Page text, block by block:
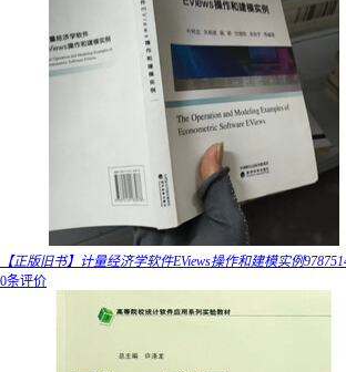
【正版旧书】计量经济学软件EViews操作和建模实例
0条评价